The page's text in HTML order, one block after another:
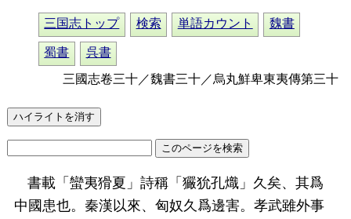
三国志トップ 検索 単語カウント 魏書
蜀書
呉書
三國志卷三十／魏書三十／烏丸鮮卑東夷傳第三十
書載「蠻夷猾夏」詩稱「玁狁孔熾」久矣、其爲
中國患也。秦漢以來、匈奴久爲邊害。孝武雖外事